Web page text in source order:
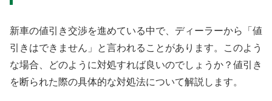
新車の値引き交渉を進めている中で、ディーラーから「値
引きはできません」と言われることがあります。このよう
な場合、どのように対処すれば良いのでしょうか？値引き
を断られた際の具体的な対処法について解説します。